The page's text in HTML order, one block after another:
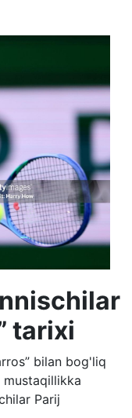
tarixi
bilan bog'liq
Parij